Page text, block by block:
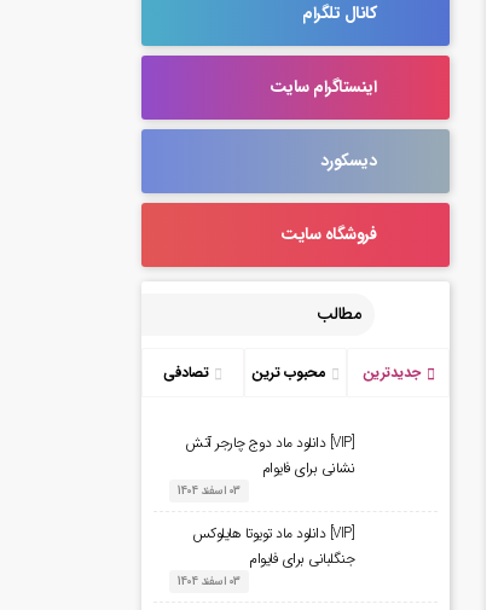
کانال تلگرام
اینستاگرام سایت
دیسکورد
فروشگاه سایت
مطالب
جدیدترین محبوب ترین تصادفی
[VIP] دانلود ماد دوج چارجر آتش
نشانی برای فایوام
03 اسفند 1404
[VIP] دانلود ماد تویوتا هایلوکس
جنگلبانی برای فایوام
03 اسفند 1404